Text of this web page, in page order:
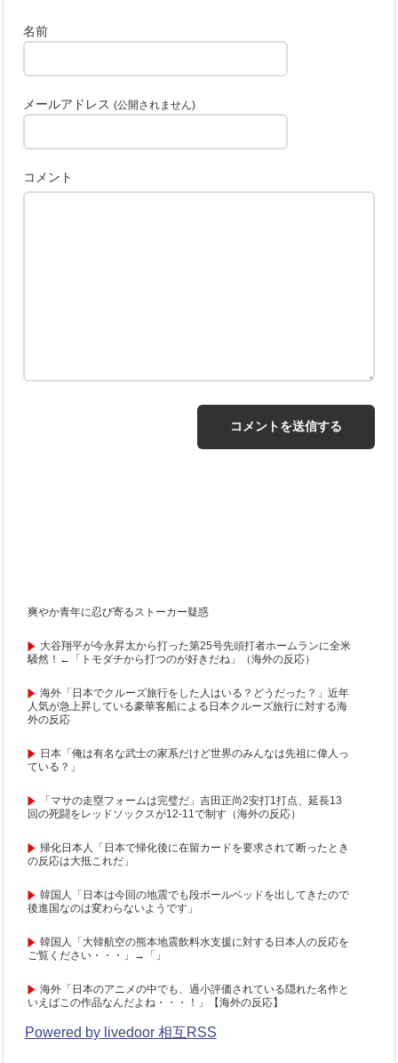
名前
メールアドレス(公開されません)
コメント
爽やか青年に忍び寄るストーカー疑惑
大谷翔平が今永昇太から打った第25号先頭打者ホームランに全米
騒然！←「トモダチから打つのが好きだね」（海外の反応）
海外「日本でクルーズ旅行をした人はいる？どうだった？」近年
人気が急上昇している豪華客船による日本クルーズ旅行に対する海
外の反応
日本「俺は有名な武士の家系だけど世界のみんなは先祖に偉人っ
ている？」
「マサの走塁フォームは完璧だ」吉田正尚2安打1打点、延長13
回の死闘をレッドソックスが12-11で制す（海外の反応）
帰化日本人「日本で帰化後に在留カードを要求されて断ったとき
の反応は大抵これだ」
韓国人「日本は今回の地震でも段ボールベッドを出してきたので
後進国なのは変わらないようです」
韓国人「大韓航空の熊本地震飲料水支援に対する日本人の反応を
ご覧ください・・・」→「」
海外「日本のアニメの中でも、過小評価されている隠れた名作と
いえばこの作品なんだよね・・・！」【海外の反応】
Powered by livedoor 相互RSS